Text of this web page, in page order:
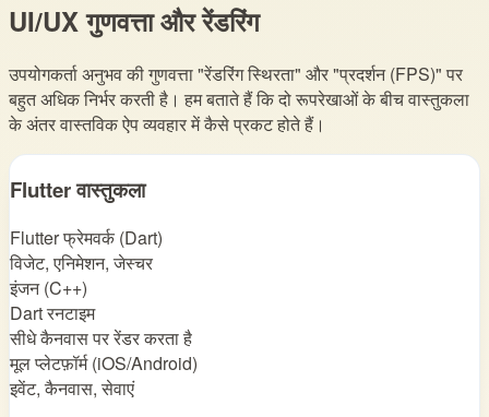
UI/UX गुणवत्ता और रेंडरिंग
उपयोगकर्ता अनुभव की गुणवत्ता "रेंडरिंग स्थिरता" और "प्रदर्शन (FPS)" पर
बहुत अधिक निर्भर करती है। हम बताते हैं कि दो रूपरेखाओं के बीच वास्तुकला
के अंतर वास्तविक ऐप व्यवहार में कैसे प्रकट होते हैं।
Flutter वास्तुकला
Flutter फ्रेमवर्क (Dart)
विजेट, एनिमेशन, जेस्चर
इंजन (C++)
Dart रनटाइम
सीधे कैनवास पर रेंडर करता है
मूल प्लेटफ़ॉर्म (iOS/Android)
इवेंट, कैनवास, सेवाएं